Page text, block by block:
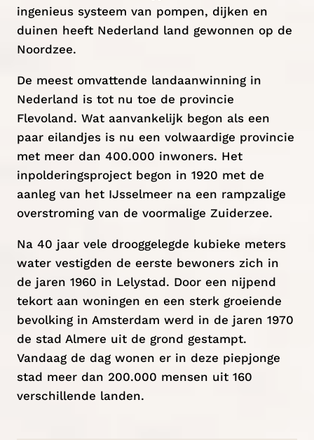
ingenieus systeem van pompen, dijken en
duinen heeft Nederland land gewonnen op de
Noordzee.
De meest omvattende landaanwinning in
Nederland is tot nu toe de provincie
Flevoland. Wat aanvankelijk begon als een
paar eilandjes is nu een volwaardige provincie
met meer dan 400.000 inwoners. Het
inpolderingsproject begon in 1920 met de
aanleg van het IJsselmeer na een rampzalige
overstroming van de voormalige Zuiderzee.
Na 40 jaar vele drooggelegde kubieke meters
water vestigden de eerste bewoners zich in
de jaren 1960 in Lelystad. Door een nijpend
tekort aan woningen en een sterk groeiende
bevolking in Amsterdam werd in de jaren 1970
de stad Almere uit de grond gestampt.
Vandaag de dag wonen er in deze piepjonge
stad meer dan 200.000 mensen uit 160
verschillende landen.